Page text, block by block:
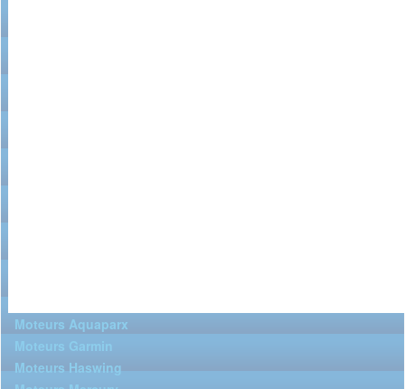
Moteurs Aquaparx
Moteurs Garmin
Moteurs Haswing